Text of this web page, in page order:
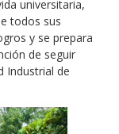
universitaria,
todos sus
y se prepara
de seguir
Industrial de